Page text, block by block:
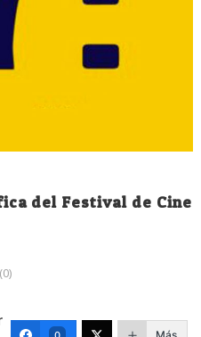
del Festival de Cine